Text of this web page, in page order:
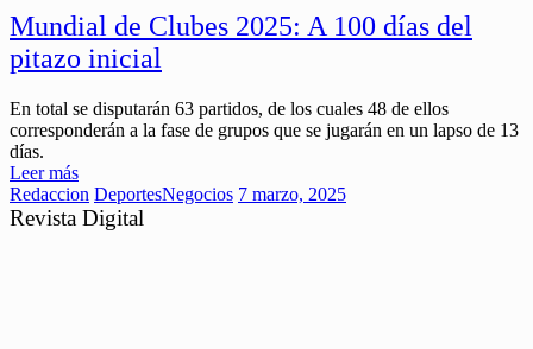
Mundial de Clubes 2025: A 100 días del
pitazo inicial
En total se disputarán 63 partidos, de los cuales 48 de ellos
corresponderán a la fase de grupos que se jugarán en un lapso de 13
días.
Leer más
Redaccion DeportesNegocios 7 marzo, 2025
Revista Digital